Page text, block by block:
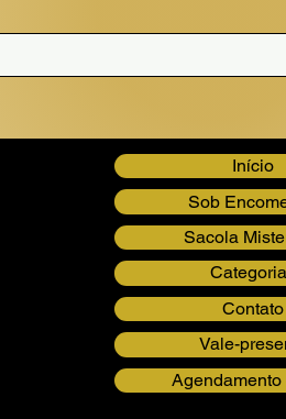
Início
Sob
Sacola
Contato
Vale-